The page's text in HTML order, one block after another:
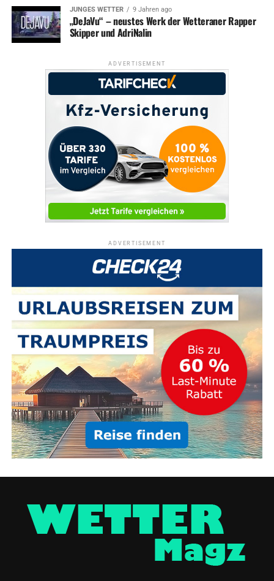
JUNGES WETTER 9 Jahren ago
„DeJaVu“ – neustes Werk der Wetteraner Rapper
Skipper und AdriNalin
ADVERTISEMENT
ADVERTISEMENT